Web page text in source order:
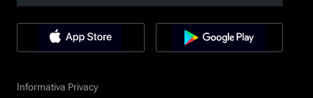
Informativa Privacy